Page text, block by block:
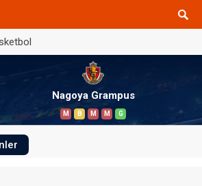
Nagoya Grampus
M B M M G